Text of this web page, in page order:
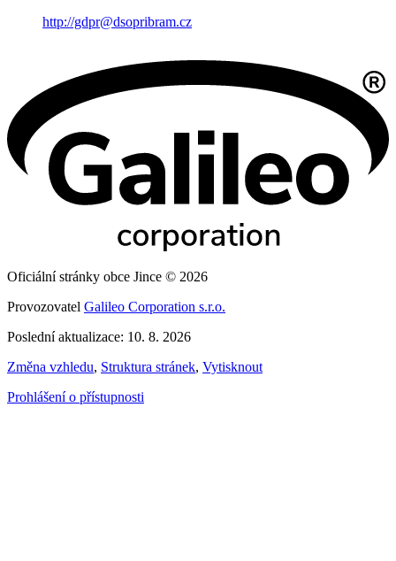
http://gdpr@dsopribram.cz
Oficiální stránky obce Jince © 2026
Provozovatel Galileo Corporation s.r.o.
Poslední aktualizace: 10. 8. 2026
Změna vzhledu, Struktura stránek, Vytisknout
Prohlášení o přístupnosti